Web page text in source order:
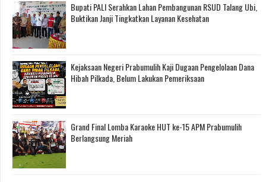
Bupati PALI Serahkan Lahan Pembangunan RSUD Talang Ubi,
Buktikan Janji Tingkatkan Layanan Kesehatan
Kejaksaan Negeri Prabumulih Kaji Dugaan Pengelolaan Dana
Hibah Pilkada, Belum Lakukan Pemeriksaan
Grand Final Lomba Karaoke HUT ke-15 APM Prabumulih
Berlangsung Meriah